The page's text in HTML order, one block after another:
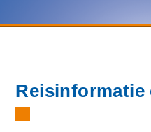
Reisinformatie